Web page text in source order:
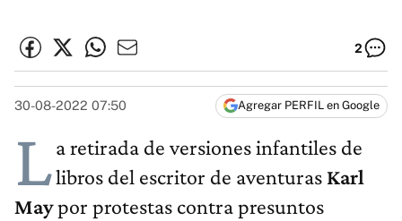
2
30-08-2022 07:50 Agregar PERFIL en Google
La retirada de versiones infantiles de
libros del escritor de aventuras Karl
Maypor protestas contra presuntos